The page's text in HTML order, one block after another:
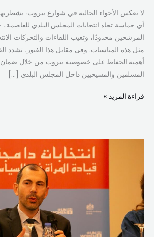
لا تعكس الأجواء الحالية في شوارع بيروت،
أي حماسة تجاه انتخابات المجلس البلدي
المرشحين محدودًا، وتغيب اللقاءات والتحركات
مثل هذه المناسبات. وفي مقابل هذا الفتور، تشدد
أهمية الحفاظ على خصوصية بيروت من خلال ضمان
المسلمين والمسيحيين داخل المجلس البلدي […]
قراءة المزيد »
لإقرار
“كوتا
نسائية
..
وتعديل